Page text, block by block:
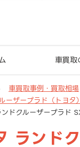
車買取
車買取事例・買取相場
ーザープラド（トヨタ
ンドクルーザープラド
ランド